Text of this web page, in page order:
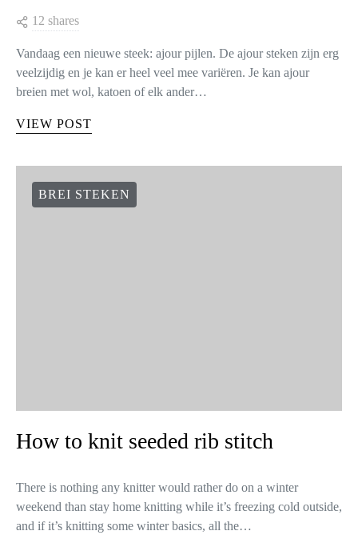
12 shares
Vandaag een nieuwe steek: ajour pijlen. De ajour steken zijn erg
veelzijdig en je kan er heel veel mee variëren. Je kan ajour
breien met wol, katoen of elk ander…
VIEW POST
BREI STEKEN
How to knit seeded rib stitch
There is nothing any knitter would rather do on a winter
weekend than stay home knitting while it’s freezing cold outside,
and if it’s knitting some winter basics, all the…